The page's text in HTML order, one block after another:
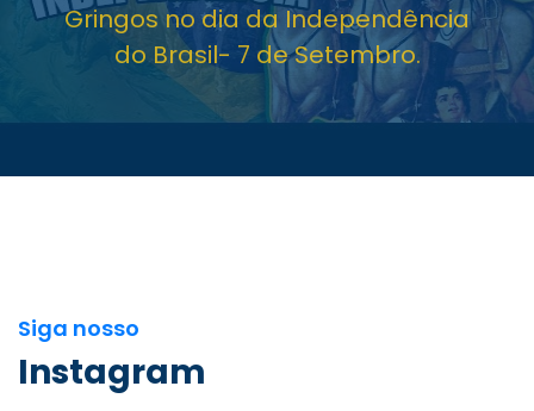
Gringos no dia da Independência
do Brasil- 7 de Setembro.
Siga nosso
Instagram